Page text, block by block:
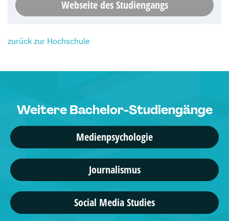
Webseite des Studiengangs
zurück zur Hochschule
Weitere Bachelor-Studiengänge
Medienpsychologie
Journalismus
Social Media Studies